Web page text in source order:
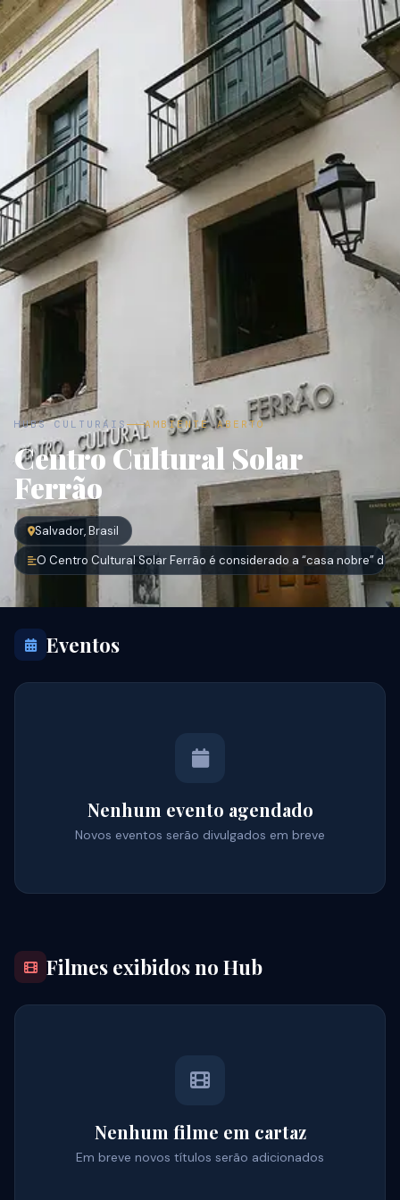
HUBS CULTURAIS AMBIENTE ABERTO
Centro Cultural Solar
Ferrão
Salvador, Brasil
O Centro Cultural Solar Ferrão é considerado a “casa nobre” do
Eventos
Nenhum evento agendado
Novos eventos serão divulgados em breve
Filmes exibidos no Hub
Nenhum filme em cartaz
Em breve novos títulos serão adicionados